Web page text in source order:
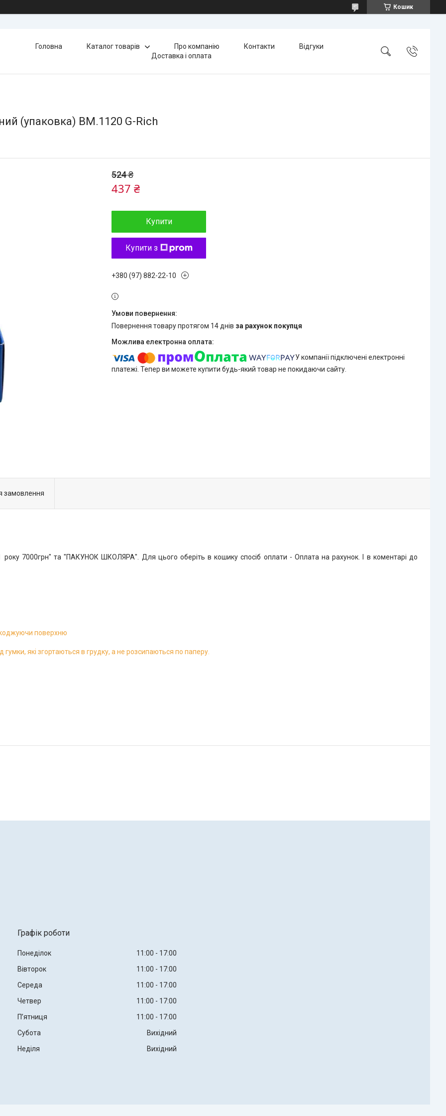
Кошик
Головна Каталог товарів Про компанію Контакти
Відгуки
Доставка і оплата
(упаковка) BM.1120 G-Rich
524 ₴
437 ₴
Купити
Купити з
+380 (97) 882-22-10
повернення товару протягом 14 днів за рахунок покупця
У компанії підключені електронні
платежі. Тепер ви можете купити будь-який товар не покидаючи сайту.
замовлення
7000грн" та "ПАКУНОК ШКОЛЯРА". Для цього оберіть в кошику спосіб оплати - Оплата на рахунок. І в коментарі до
поверхню
гумки, які згортаються в грудку, а не розсипаються по паперу.
Графік роботи
Понеділок 11:00
17:00
Вівторок
11:00
17:00
Середа
11:00
17:00
Четвер
11:00
17:00
Пʼятниця
11:00
17:00
Субота
Вихідний
Неділя
Вихідний